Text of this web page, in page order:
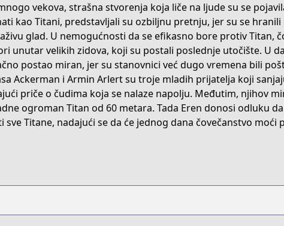
4fe7-acf7-2b6ff7a60613
on-titan
vekova, strašna stvorenja koja liče na ljude su se
kao Titani, predstavljali su ozbiljnu pretnju, jer su se
glad. U nemogućnosti da se efikasno bore protiv Titan,
unutar velikih zidova, koji su postali poslednje utočište. U
postao miran, jer su stanovnici već dugo vremena bili
Ackerman i Armin Arlert su troje mladih prijatelja koji
priče o čudima koja se nalaze napolju. Međutim, njihov
ogroman Titan od 60 metara. Tada Eren donosi odluku
sve Titane, nadajući se da će jednog dana čovečanstvo moći